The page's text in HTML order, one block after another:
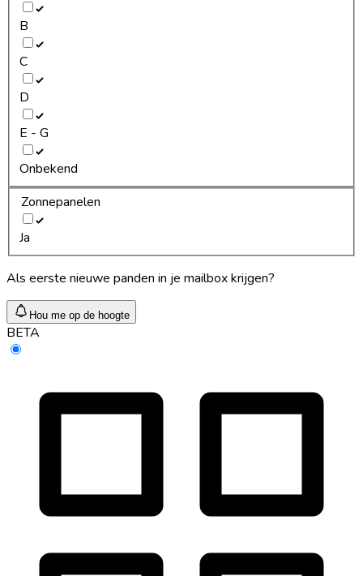
B
C
D
E - G
Onbekend
Zonnepanelen
Ja
Als eerste nieuwe panden in je mailbox krijgen?
Hou me op de hoogte
BETA